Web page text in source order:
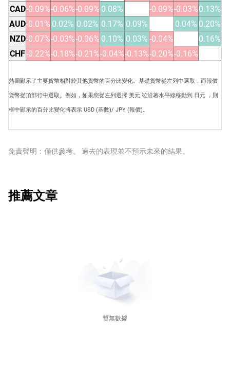
CAD-0.09%-0.06%-0.09% 0.08% -0.09%-0.03%0.13%
AUD-0.01% 0.02% 0.02% 0.17% 0.09% 0.04% 0.20%
NZD-0.07%-0.03%-0.06% 0.10% 0.03%-0.04%
0.16%
CHF-0.22%-0.18%-0.21%-0.04%-0.13%-0.20%-0.16%
熱圖顯示了主要貨幣相對於其他貨幣的百分比變化。基礎貨幣從左列中選取，而報價
貨幣從頂部行中選取。例如，如果您從左列選擇 美元 竝沿著水平線移動到 日元 ，則
框中顯示的百分比變化將表示 USD (基數)/ JPY (報價)。
免責聲明：僅供參考。 過去的表現並不預示未來的結果。
推薦文章
暫無數據